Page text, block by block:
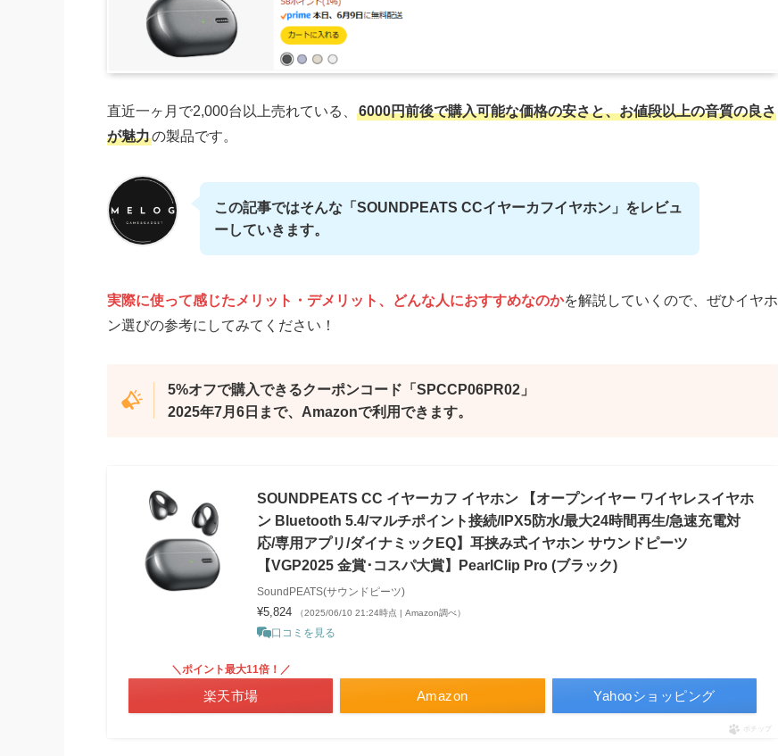
直近一ヶ月で2,000台以上売れている、
6000円前後で購入可能な価格の安さと、お値段以上の音質の良さ
が魅力の製品です。
この記事ではそんな「SOUNDPEATS CCイヤーカフイヤホン」をレビュ
ーしていきます。
実際に使って感じたメリット・デメリット、どんな人におすすめなのかを解説していくので、ぜひイヤホ
ン選びの参考にしてみてください！
5%オフで購入できるクーポンコード「SPCCP06PR02」
2025年7月6日まで、Amazonで利用できます。
SOUNDPEATS CC イヤーカフ イヤホン 【オープンイヤー ワイヤレスイヤホ
ン Bluetooth 5.4/マルチポイント接続/IPX5防水/最大24時間再生/急速充電対
応/専用アプリ/ダイナミックEQ】耳挟み式イヤホン サウンドピーツ
【VGP2025 金賞･コスパ大賞】PearlClip Pro (ブラック)
SoundPEATS(サウンドピーツ)
¥5,824 （2025/06/10 21:24時点 | Amazon調べ）
口コミを見る
Amazon
＼ポイント最大11倍！／
楽天市場 Yahooショッピング
ポチップ